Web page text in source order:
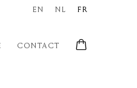
CONTACT
EN NL FR